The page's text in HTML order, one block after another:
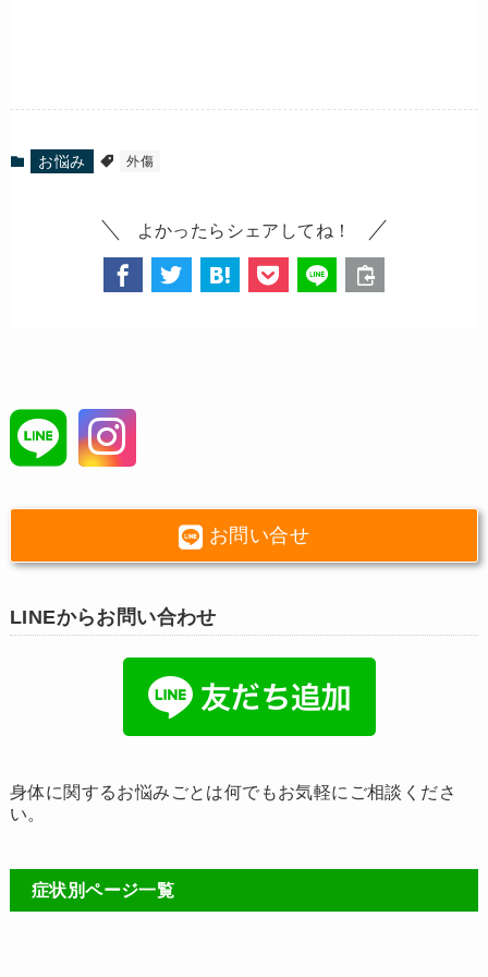
お悩み 外傷
よかったらシェアしてね！
お問い合せ
LINEからお問い合わせ
身体に関するお悩みごとは何でもお気軽にご相談くださ
い。
症状別ページ一覧